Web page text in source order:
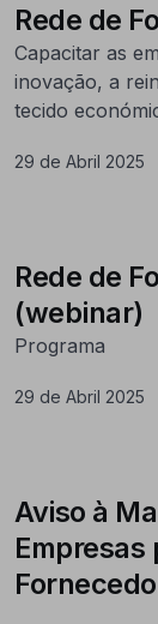
Rede de
Capacitar as
inovação, a
tecido
29 de Abril 2025
Rede de
(webinar)
Programa
29 de Abril 2025
Aviso à
Empresas